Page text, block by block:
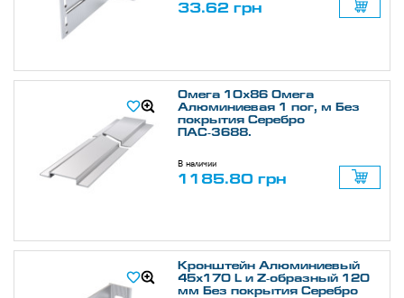
33.62 грн
Омега 10х86 Омега
Алюминиевая 1 пог, м Без
покрытия Серебро
ПАС-3688.
В наличии
1185.80 грн
Кронштейн Алюминиевый
45х170 L и Z-образный 120
мм Без покрытия Серебро